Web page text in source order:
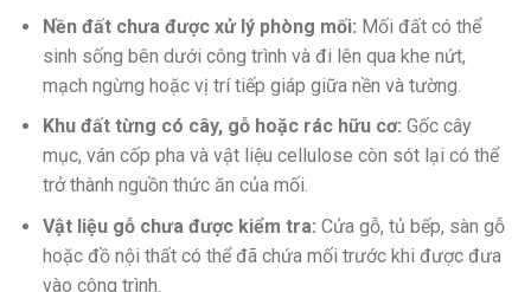
Nền đất chưa được xử lý phòng mối: Mối đất có thể
sinh sống bên dưới công trình và đi lên qua khe nứt,
mạch ngừng hoặc vị trí tiếp giáp giữa nền và tường.
Khu đất từng có cây, gỗ hoặc rác hữu cơ: Gốc cây
mục, ván cốp pha và vật liệu cellulose còn sót lại có thể
trở thành nguồn thức ăn của mối.
Vật liệu gỗ chưa được kiểm tra: Cửa gỗ, tủ bếp, sàn gỗ
hoặc đồ nội thất có thể đã chứa mối trước khi được đưa
vào công trình.